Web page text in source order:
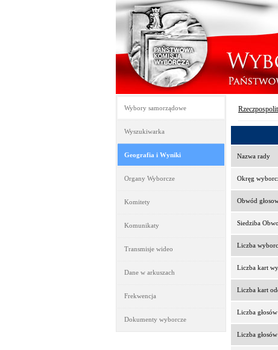
Wybory samorządowe
Wyszukiwarka
Geografia i Wyniki
Organy Wyborcze
Komitety
Komunikaty
Transmisje wideo
Dane w arkuszach
Frekwencja
Dokumenty wyborcze
Nazwa rady
Okręg
Obwód
Siedziba
Liczba
Liczba kart
Liczba kart
Liczba
Liczba